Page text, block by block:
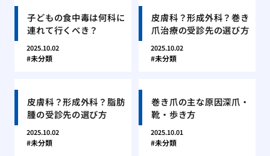
子どもの食中毒は何科に
連れて行くべき？
2025.10.02
未分類
皮膚科？形成外科？巻き
爪治療の受診先の選び方
2025.10.02
未分類
皮膚科？形成外科？脂肪
腫の受診先の選び方
2025.10.02
未分類
巻き爪の主な原因深爪・
靴・歩き方
2025.10.01
未分類